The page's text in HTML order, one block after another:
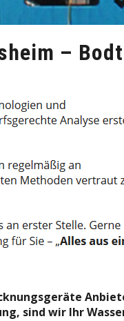
–
sind wir Ihr